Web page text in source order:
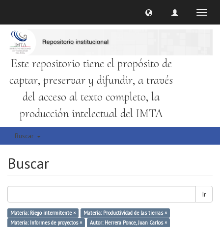
Este repositorio tiene el propósito de
captar, preservar y difundir, a través
del acceso al texto completo, la
producción intelectual del IMTA
Buscar
Buscar
Ir
Materia: Riego intermitente ×
Materia: Productividad de las tierras ×
Materia: Informes de proyectos ×
Autor: Herrera Ponce, Juan Carlos ×